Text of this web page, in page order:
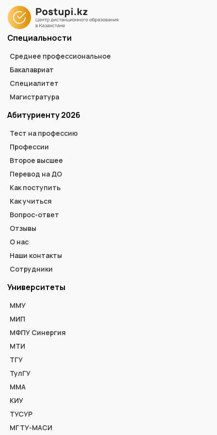
Специальности
Среднее профессиональное
Бакалавриат
Специалитет
Магистратура
Абитуриенту 2026
Тест на профессию
Профессии
Второе высшее
Перевод на ДО
Как поступить
Как учиться
Вопрос-ответ
Отзывы
О нас
Наши контакты
Сотрудники
Университеты
ММУ
МИП
МФПУ Синергия
МТИ
ТГУ
ТулГУ
ММА
КИУ
ТУСУР
МГТУ-МАСИ